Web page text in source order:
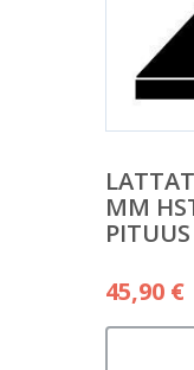
MM
45,90 €